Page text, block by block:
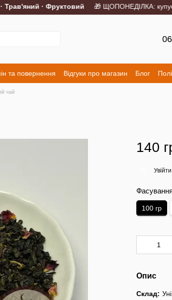
· Фруктовий🎁 ЩОПОНЕДІЛКА: купуєш 2
та повернення Відгуки про магазин Блог
чай
140
Увійти
Фасування
100 гр
Опис
Склад: